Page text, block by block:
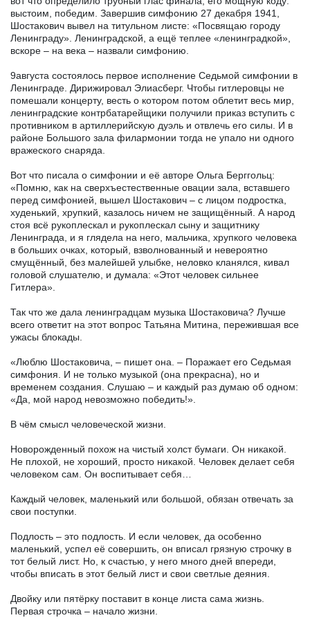
выстоим, победим. Завершив симфонию 27 декабря 1941,
Шостакович вывел на титульном листе: «Посвящаю городу
Ленинграду». Ленинградской, а ещё теплее «ленинградкой»,
вскоре – на века – назвали симфонию.
9августа состоялось первое исполнение Седьмой симфонии в
Ленинграде. Дирижировал Элиасберг. Чтобы гитлеровцы не
помешали концерту, весть о котором потом облетит весь мир,
ленинградские контрбатарейщики получили приказ вступить с
противником в артиллерийскую дуэль и отвлечь его силы. И в
районе Большого зала филармонии тогда не упало ни одного
вражеского снаряда.
Вот что писала о симфонии и её авторе Ольга Берггольц:
«Помню, как на сверхъестественные овации зала, вставшего
перед симфонией, вышел Шостакович – с лицом подростка,
худенький, хрупкий, казалось ничем не защищённый. А народ
стоя всё рукоплескал и рукоплескал сыну и защитнику
Ленинграда, и я глядела на него, мальчика, хрупкого человека
в больших очках, который, взволнованный и невероятно
смущённый, без малейшей улыбке, неловко кланялся, кивал
головой слушателю, и думала: «Этот человек сильнее
Гитлера».
Так что же дала ленинградцам музыка Шостаковича? Лучше
всего ответит на этот вопрос Татьяна Митина, пережившая все
ужасы блокады.
«Люблю Шостаковича, – пишет она. – Поражает его Седьмая
симфония. И не только музыкой (она прекрасна), но и
временем создания. Слушаю – и каждый раз думаю об одном:
«Да, мой народ невозможно победить!».
В чём смысл человеческой жизни.
Новорожденный похож на чистый холст бумаги. Он никакой.
Не плохой, не хороший, просто никакой. Человек делает себя
человеком сам. Он воспитывает себя…
Каждый человек, маленький или большой, обязан отвечать за
свои поступки.
Подлость – это подлость. И если человек, да особенно
маленький, успел её совершить, он вписал грязную строчку в
тот белый лист. Но, к счастью, у него много дней впереди,
чтобы вписать в этот белый лист и свои светлые деяния.
Двойку или пятёрку поставит в конце листа сама жизнь.
Первая строчка – начало жизни.